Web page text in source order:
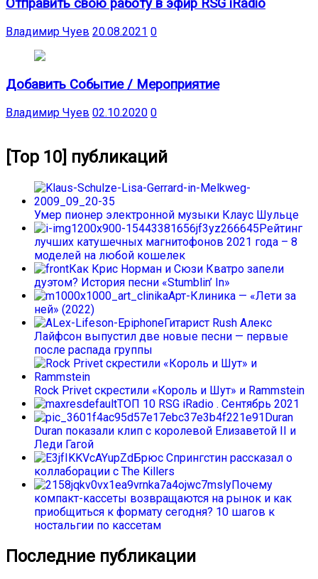
Отправить свою работу в эфир RSG iRadio
Владимир Чуев 20.08.2021 0
Добавить Событие / Мероприятие
Владимир Чуев 02.10.2020 0
[Top 10] публикаций
Умер пионер электронной музыки Клаус Шульце
Рейтинг
лучших катушечных магнитофонов 2021 года – 8
моделей на любой кошелек
Как Крис Норман и Сюзи Кватро запели
дуэтом? История песни «Stumblin’ In»
Арт-Клиника — «Лети за
ней» (2022)
Гитарист Rush Алекс
Лайфсон выпустил две новые песни — первые
после распада группы
Rock Privet скрестили «Король и Шут» и Rammstein
ТОП 10 RSG iRadio . Сентябрь 2021
Duran
Duran показали клип с королевой Елизаветой II и
Леди Гагой
Брюс Спрингстин рассказал о
коллаборации с The Killers
Почему
компакт-кассеты возвращаются на рынок и как
приобщиться к формату сегодня? 10 шагов к
ностальгии по кассетам
Последние публикации